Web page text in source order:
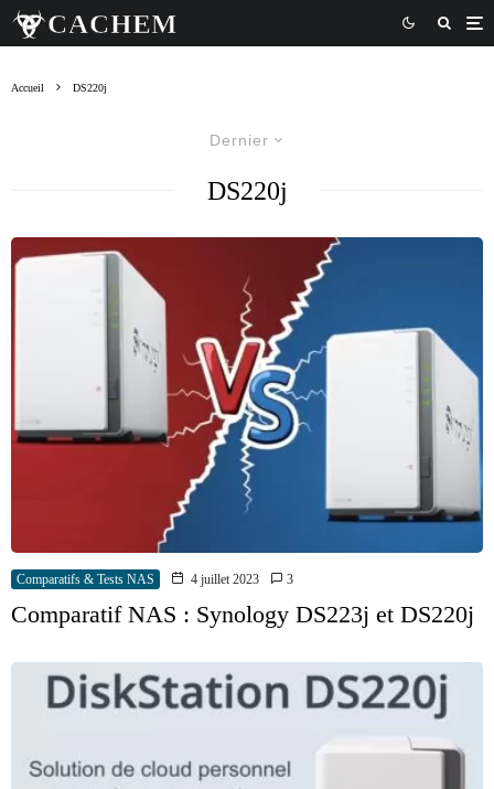
Accueil DS220j
Dernier
DS220j
Comparatifs & Tests NAS 4 juillet 2023 3
Comparatif NAS : Synology DS223j et DS220j